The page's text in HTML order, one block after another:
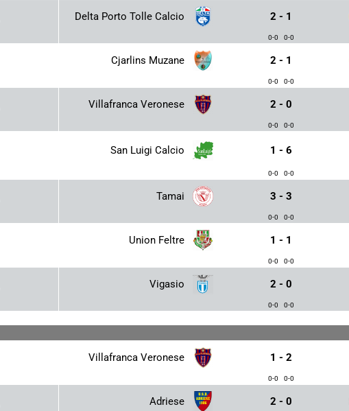
Delta Porto Tolle Calcio 2 - 1
0-0 0-0
Cjarlins Muzane 2 - 1
0-0 0-0
Villafranca Veronese 2 - 0
0-0 0-0
San Luigi Calcio 1 - 6
0-0 0-0
Tamai 3 - 3
0-0 0-0
Union Feltre 1 - 1
0-0 0-0
Vigasio 2 - 0
0-0 0-0
Villafranca Veronese 1 - 2
0-0 0-0
Adriese 2 - 0